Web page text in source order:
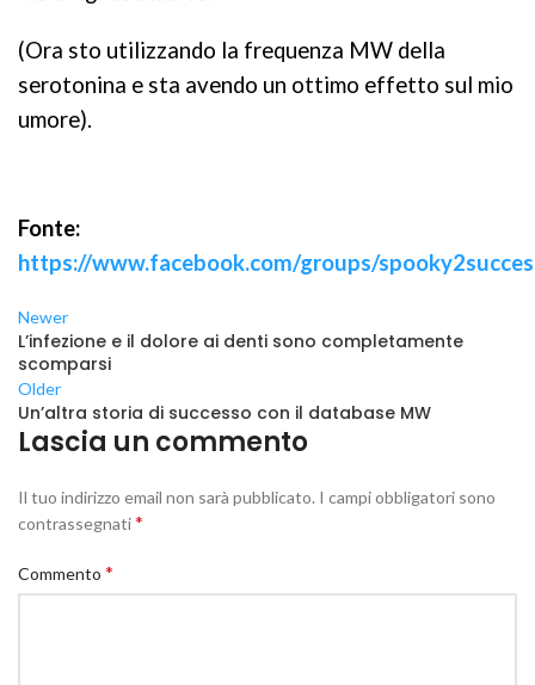
(Ora sto utilizzando la frequenza MW della
serotonina e sta avendo un ottimo effetto sul mio
umore).
Fonte:
https://www.facebook.com/groups/
Newer
L’infezione e il dolore ai denti sono completamente
scomparsi
Older
Un’altra storia di successo con il database MW
Lascia un commento
Il tuo indirizzo email non sarà pubblicato. I campi obbligatori sono
contrassegnati*
Commento *